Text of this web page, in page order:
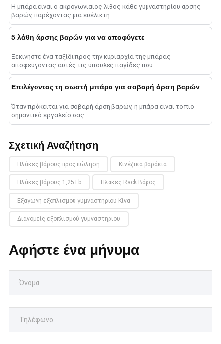
Η μπάρα είναι ο ακρογωνιαίος λίθος κάθε γυμναστηρίου άρσης
βαρών, παρέχοντας μια ευέλικτη...
5 λάθη άρσης βαρών για να αποφύγετε
Ξεκινήστε ένα ταξίδι προς την κυριαρχία της μπάρας
αποφεύγοντας αυτές τις ύπουλες παγίδες που...
Επιλέγοντας τη σωστή μπάρα για σοβαρή άρση βαρών
Όταν πρόκειται για σοβαρή άρση βαρών, η μπάρα είναι το πιο
σημαντικό εργαλείο σας....
Σχετική Αναζήτηση
Πλάκες βάρους προς πώληση Κινέζικα βαράκια
Πλάκες βάρους 1,25 Lb Πλάκες Rack Βάρος
Εξαγωγή εξοπλισμού γυμναστηρίου Κίνα
Διανομείς εξοπλισμού γυμναστηρίου
Αφήστε ένα μήνυμα